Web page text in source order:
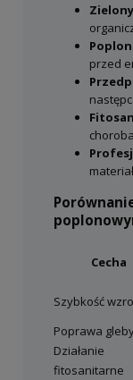
przed
Cecha
Szybkość
Poprawa
Działanie
fitosanitarne